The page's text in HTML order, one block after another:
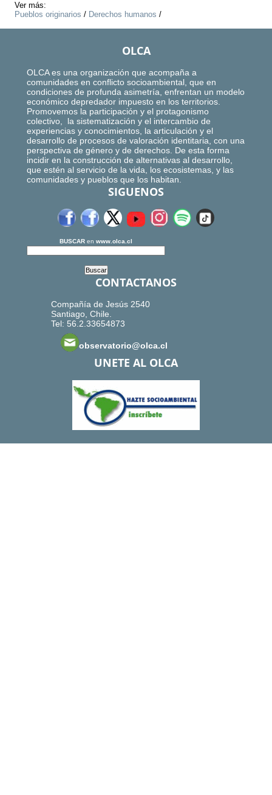
Ver más:
Pueblos originarios / Derechos humanos /
OLCA
OLCA es una organización que acompaña a
comunidades en conflicto socioambiental, que en
condiciones de profunda asimetría, enfrentan un modelo
económico depredador impuesto en los territorios.
Promovemos la participación y el protagonismo
colectivo, la sistematización y el intercambio de
experiencias y conocimientos, la articulación y el
desarrollo de procesos de valoración identitaria, con una
perspectiva de género y de derechos. De esta forma
incidir en la construcción de alternativas al desarrollo,
que estén al servicio de la vida, los ecosistemas, y las
comunidades y pueblos que los habitan.
SIGUENOS
BUSCAR en www.olca.cl
CONTACTANOS
Compañía de Jesús 2540
Santiago, Chile.
Tel: 56.2.33654873
observatorio@olca.cl
UNETE AL OLCA